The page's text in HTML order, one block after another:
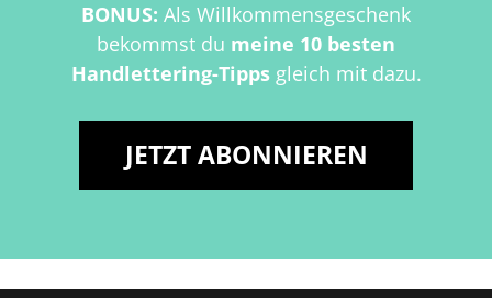
BONUS: Als Willkommensgeschenk
bekommst du meine 10 besten
Handlettering-Tippsgleich mit dazu.
JETZT ABONNIEREN